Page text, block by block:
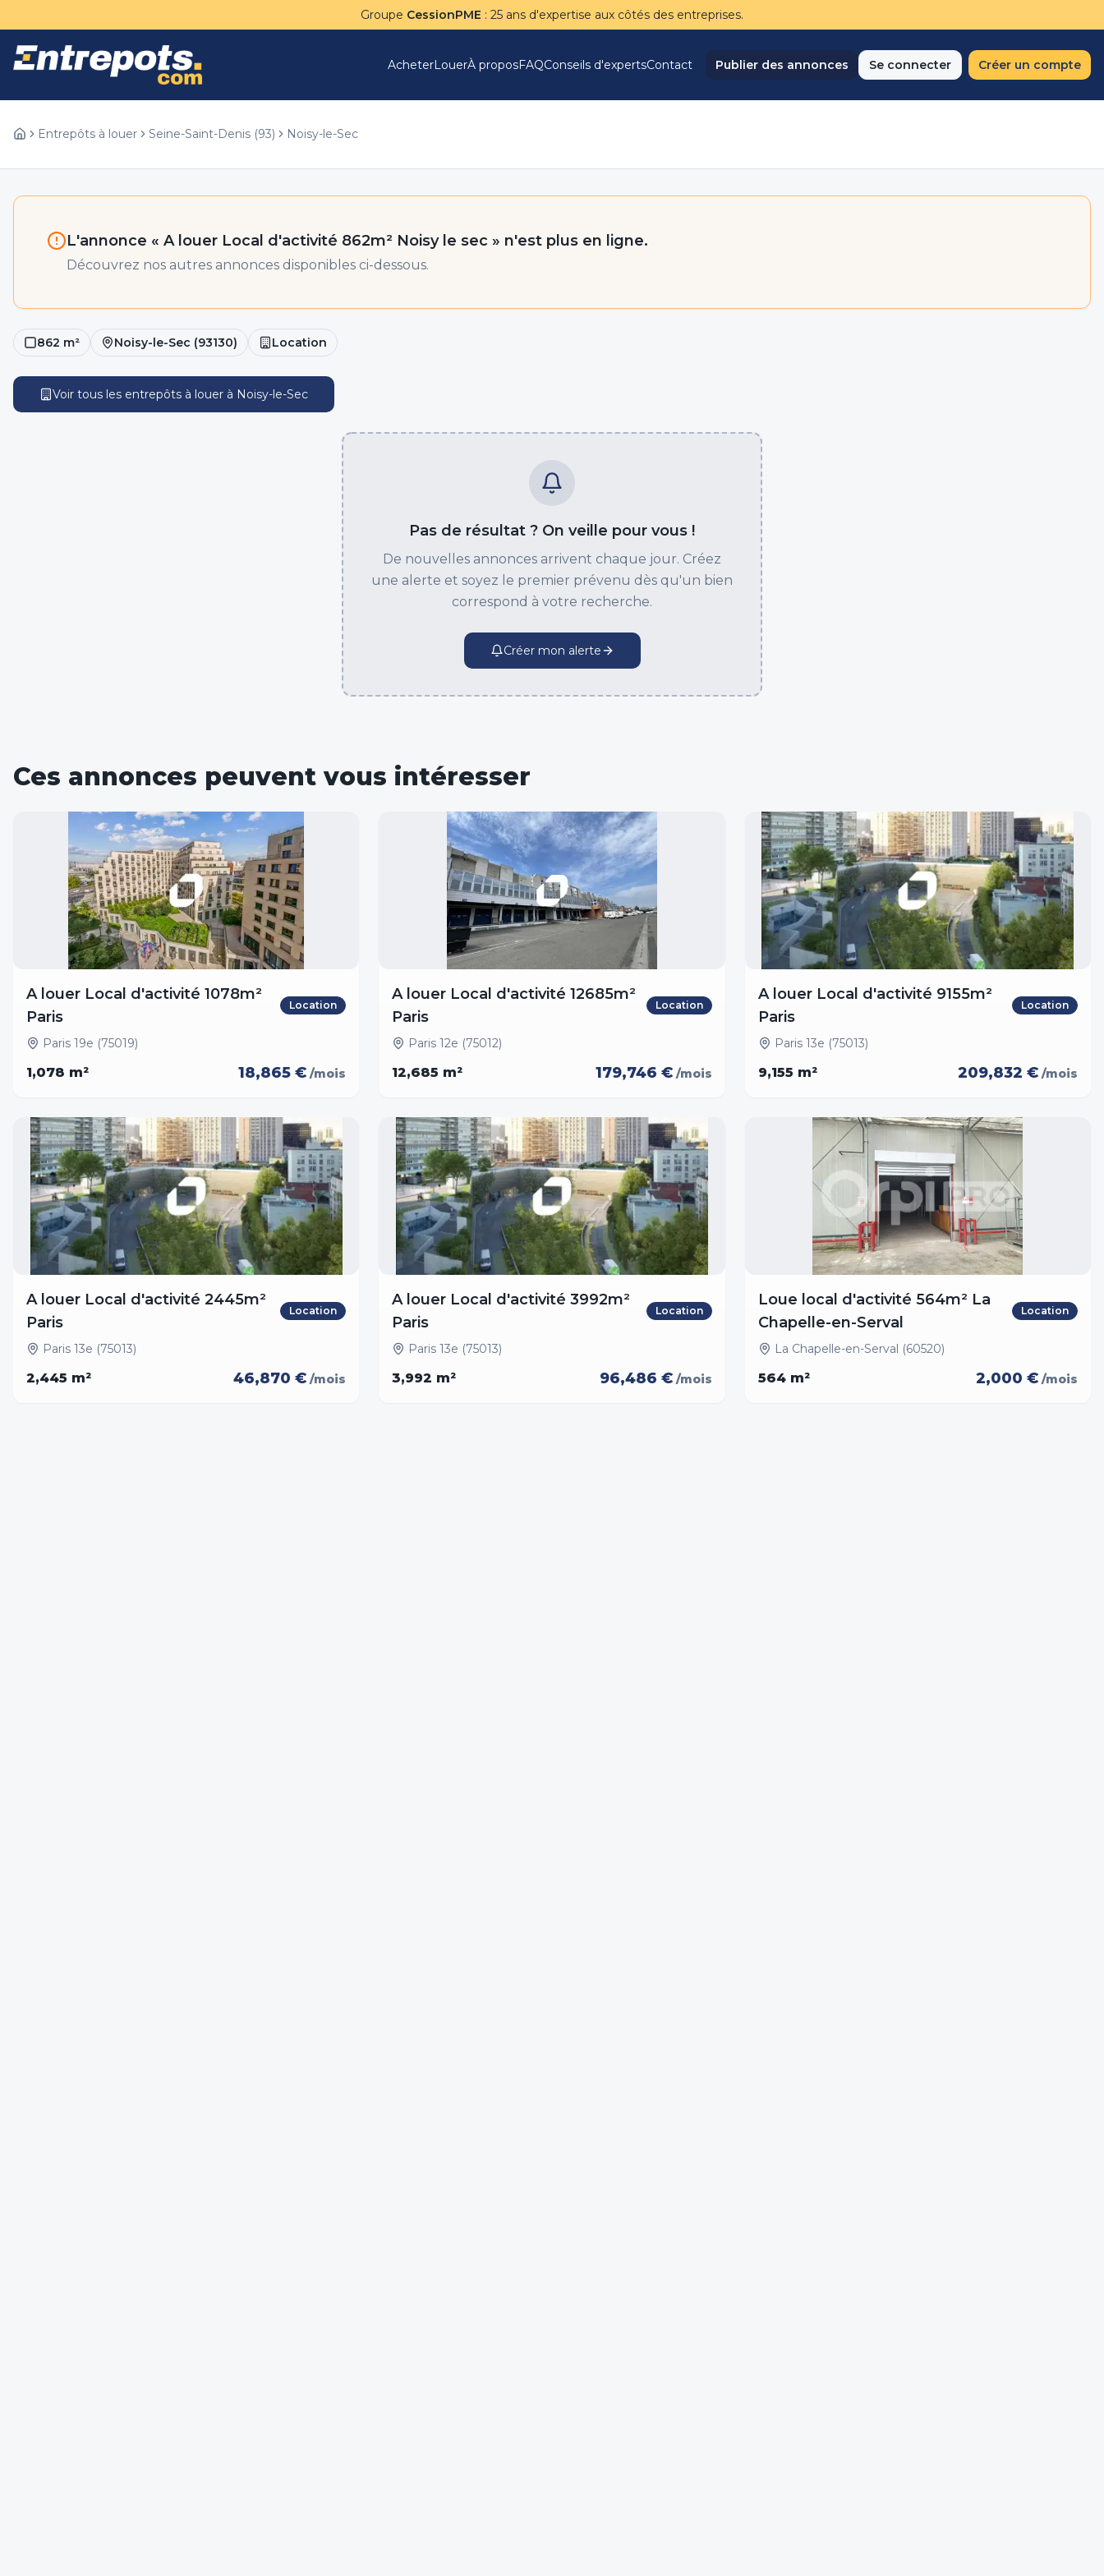
Groupe CessionPME : 25 ans d'expertise aux côtés des entreprises.
AcheterLouerÀ proposFAQConseils d'expertsContact Publier des annonces Se connecter Créer un compte
Entrepôts à louer Seine-Saint-Denis (93) Noisy-le-Sec
L'annonce « A louer Local d'activité 862m² Noisy le sec » n'est plus en ligne.
Découvrez nos autres annonces disponibles ci-dessous.
862 m² Noisy-le-Sec (93130) Location
Voir tous les entrepôts à louer à Noisy-le-Sec
Pas de résultat ? On veille pour vous !
De nouvelles annonces arrivent chaque jour. Créez
une alerte et soyez le premier prévenu dès qu'un bien
correspond à votre recherche.
Créer mon alerte
Ces annonces peuvent vous intéresser
A louer Local d'activité 1078m²
Paris
Location
Paris 19e (75019)
1,078 m² 18,865 € /mois
A louer Local d'activité 12685m²
Paris
Location
Paris 12e (75012)
12,685 m² 179,746 € /mois
A louer Local d'activité 9155m²
Paris
Location
Paris 13e (75013)
9,155 m² 209,832 € /mois
A louer Local d'activité 2445m²
Paris
Location
Paris 13e (75013)
2,445 m² 46,870 € /mois
A louer Local d'activité 3992m²
Paris
Location
Paris 13e (75013)
3,992 m² 96,486 € /mois
Loue local d'activité 564m² La
Chapelle-en-Serval
Location
La Chapelle-en-Serval (60520)
564m² 2,000 € /mois